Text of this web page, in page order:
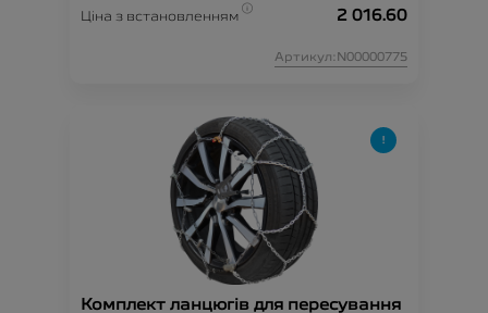
безпеки.
Ціна з встановленням 2 016.60
Артикул:N00000775
Комплект ланцюгів для пересування